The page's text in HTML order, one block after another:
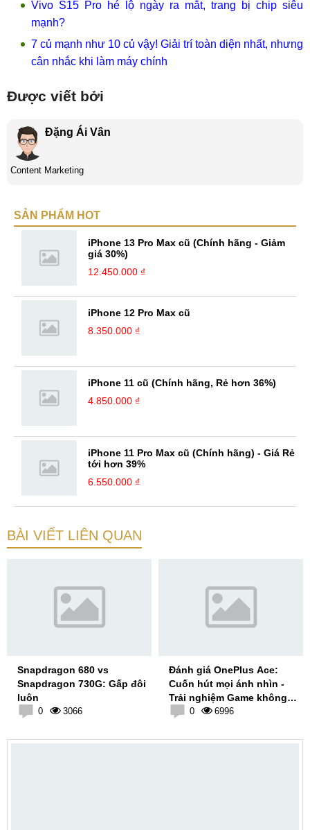
Vivo S15 Pro hé lộ ngày ra mắt, trang bị chip siêu
mạnh?
7 củ mạnh như 10 củ vậy! Giải trí toàn diện nhất, nhưng
cân nhắc khi làm máy chính
Được viết bởi
Đặng Ái Vân
Content Marketing
SẢN PHẨM HOT
iPhone 13 Pro Max cũ (Chính hãng - Giảm
giá 30%)
12.450.000 ₫
iPhone 12 Pro Max cũ
8.350.000 ₫
iPhone 11 cũ (Chính hãng, Rẻ hơn 36%)
4.850.000 ₫
iPhone 11 Pro Max cũ (Chính hãng) - Giá Rẻ
tới hơn 39%
6.550.000 ₫
BÀI VIẾT LIÊN QUAN
Snapdragon 680 vs
Snapdragon 730G: Gấp đôi
luôn
0 3066
Đánh giá OnePlus Ace:
Cuốn hút mọi ánh nhìn -
Trải nghiệm Game không
giới hạn
0 6996